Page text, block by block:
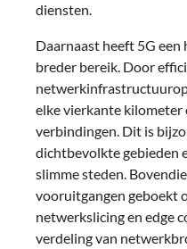
diensten.
Daarnaast heeft 5G
breder bereik. Door
elke vierkante
verbindingen. Dit is
dichtbevolkte gebieden
slimme steden.
vooruitgangen geboekt
netwerkslicing en edge
verdeling van